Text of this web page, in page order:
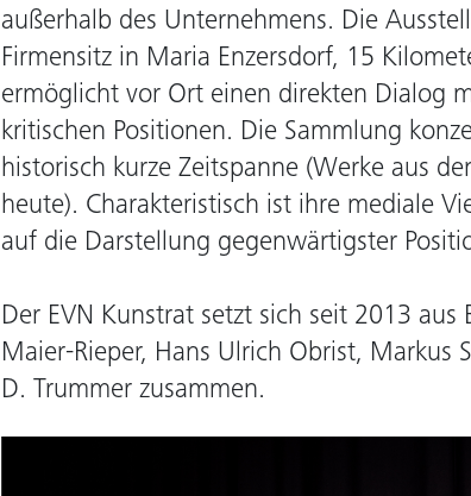
außerhalb des Unternehmens. Die
Firmensitz in Maria Enzersdorf, 15
ermöglicht vor Ort einen direkten Dialog
kritischen Positionen. Die Sammlung
historisch kurze Zeitspanne (Werke aus
heute). Charakteristisch ist ihre mediale
auf die Darstellung gegenwärtigster
Der EVN Kunstrat setzt sich seit 2013 aus
Maier-Rieper, Hans Ulrich Obrist, Markus
D. Trummer zusammen.